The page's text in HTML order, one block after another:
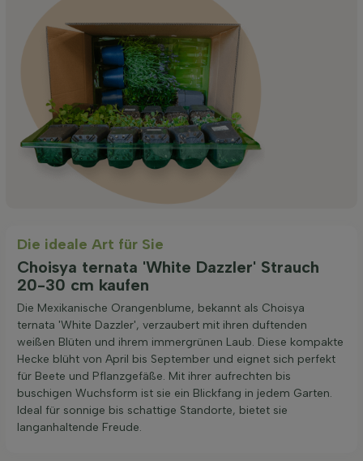
Die ideale Art für Sie
Choisya ternata 'White Dazzler' Strauch
20-30 cm kaufen
Die Mexikanische Orangenblume, bekannt als Choisya
ternata 'White Dazzler', verzaubert mit ihren duftenden
weißen Blüten und ihrem immergrünen Laub. Diese kompakte
Hecke blüht von April bis September und eignet sich perfekt
für Beete und Pflanzgefäße. Mit ihrer aufrechten bis
buschigen Wuchsform ist sie ein Blickfang in jedem Garten.
Ideal für sonnige bis schattige Standorte, bietet sie
langanhaltende Freude.